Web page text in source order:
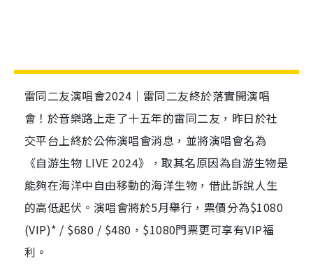
雷同二友演唱會2024｜雷同二友終於落實開演唱
會！於音樂路上走了十五年的雷同二友，昨日於社
交平台上終於公佈演唱會消息，並將演唱會名為
《自游生物 LIVE 2024》，取其名原因為自游生物是
能夠在海洋中自由移動的海洋生物，借此訴說人生
的高低起伏。演唱會將於5月舉行，票價分為$1080
(VIP)* / $680 / $480，$1080門票更可享有VIP福
利。